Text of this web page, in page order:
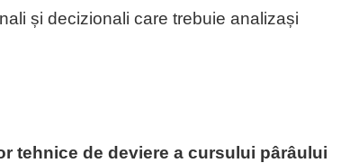
și decizionali care trebuie analizași
tehnice de deviere a cursului pârâului